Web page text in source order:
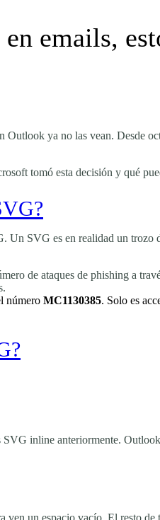
emails,
Outlook ya no las vean. Desde
tomó esta decisión y qué
SVG es en realidad un
de ataques de phishing a
número MC1130385. Solo es
inline anteriormente.